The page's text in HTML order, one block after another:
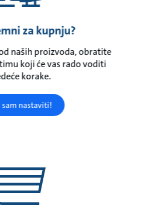
za kupnju?
naših proizvoda, obratite
koji će vas rado voditi
korake.
sam nastaviti!